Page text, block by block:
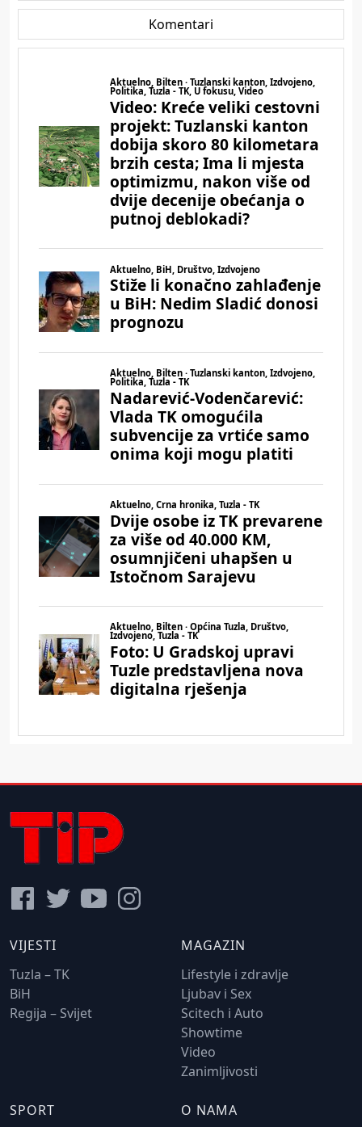
Komentari
VIJESTI
Tuzla – TK
BiH
Regija – Svijet
MAGAZIN
Lifestyle i zdravlje
Ljubav i Sex
Scitech i Auto
Showtime
Video
Zanimljivosti
SPORT O NAMA